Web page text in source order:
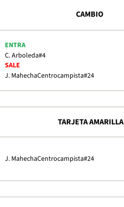
CAMBIO
ENTRA
C. Arboleda#4
SALE
J. MahechaCentrocampista#24
TARJETA AMARILLA
J. MahechaCentrocampista#24